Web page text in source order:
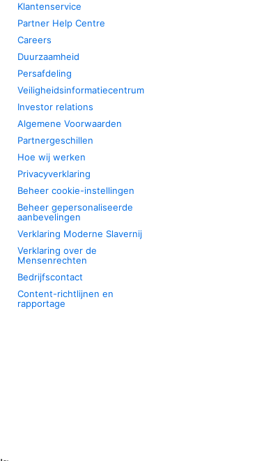
Klantenservice
Partner Help Centre
Careers
Duurzaamheid
Persafdeling
Veiligheidsinformatiecentrum
Investor relations
Algemene Voorwaarden
Partnergeschillen
Hoe wij werken
Privacyverklaring
Beheer cookie-instellingen
Beheer gepersonaliseerde
aanbevelingen
Verklaring Moderne Slavernij
Verklaring over de
Mensenrechten
Bedrijfscontact
Content-richtlijnen en
rapportage